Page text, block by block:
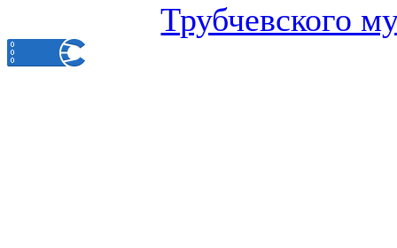
Трубчевского